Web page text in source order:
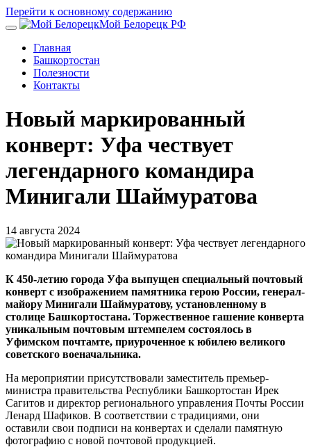
Перейти к основному содержанию
Мой Белорецк РФ
Главная
Башкортостан
Полезности
Контакты
Новый маркированный
конверт: Уфа чествует
легендарного командира
Минигали Шаймуратова
14 августа 2024
К 450-летию города Уфа выпущен специальный почтовый
конверт с изображением памятника герою России, генерал-
майору Минигали Шаймуратову, установленному в
столице Башкортостана. Торжественное гашение конверта
уникальным почтовым штемпелем состоялось в
Уфимском почтамте, приуроченное к юбилею великого
советского военачальника.
На мероприятии присутствовали заместитель премьер-
министра правительства Республики Башкортостан Ирек
Сагитов и директор регионального управления Почты России
Ленард Шафиков. В соответствии с традициями, они
оставили свои подписи на конвертах и сделали памятную
фотографию с новой почтовой продукцией.